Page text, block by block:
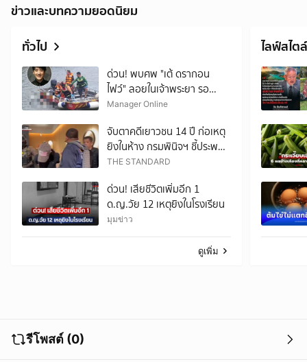
ข่าวและบทความยอดนิยม
ทั่วไป
ด่วน! พบศพ "เต้ ดรากอน
ไฟว์" ลอยในเจ้าพระยา รอ
แพทย์นิติเวช-ตร.มาตรวจสอบ
Manager Online
จับตาคดีเยาวชน 14 ปี ก่อเหตุ
ยิงในห้าง กรมพินิจฯ ชี้ประพฤติ
ดี-รับการรักษาต่อเนื่อง ประเมิน
THE STANDARD
ด่วน! เสียชีวิตเพิ่มอีก 1
ด.ญ.วัย 12 เหตุยิงในโรงเรียน
มุมข่าว
ดูเพิ่ม
ไลฟ์สไตล์
รีโพสต์ (0)